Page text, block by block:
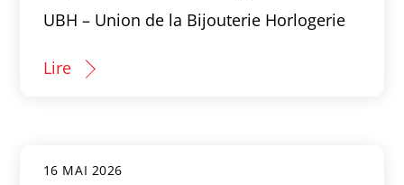
UBH – Union de la Bijouterie Horlogerie
Lire
16 MAI 2026